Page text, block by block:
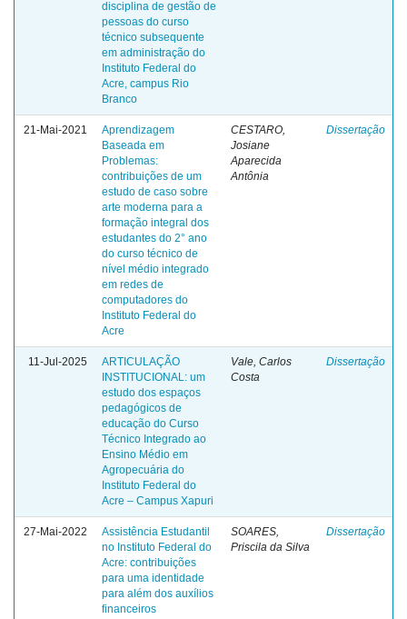
disciplina de gestão de
pessoas do curso
técnico subsequente
em administração do
Instituto Federal do
Acre, campus Rio
Branco
21-Mai-2021
Aprendizagem
Baseada em
Problemas:
contribuições de um
estudo de caso sobre
arte moderna para a
formação integral dos
estudantes do 2° ano
do curso técnico de
nível médio integrado
em redes de
computadores do
Instituto Federal do
Acre
CESTARO,
Josiane
Aparecida
Antônia
Dissertação
11-Jul-2025
ARTICULAÇÃO
INSTITUCIONAL: um
estudo dos espaços
pedagógicos de
educação do Curso
Técnico Integrado ao
Ensino Médio em
Agropecuária do
Instituto Federal do
Acre – Campus Xapuri
Vale, Carlos
Costa
Dissertação
27-Mai-2022
Assistência Estudantil
no Instituto Federal do
Acre: contribuições
para uma identidade
para além dos auxílios
financeiros
SOARES,
Priscila da Silva
Dissertação